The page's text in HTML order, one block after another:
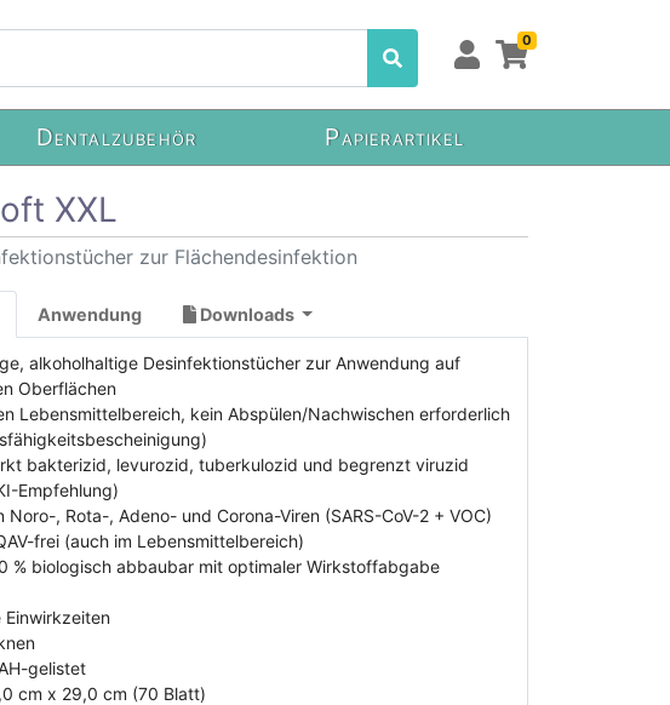
0
Dentalzubehör Papierartikel
XXL
zur Flächendesinfektion
Anwendung Downloads
alkoholhaltige Desinfektionstücher zur Anwendung auf
Oberflächen
Lebensmittelbereich, kein Abspülen/Nachwischen erforderlich
bakterizid, levurozid, tuberkulozid und begrenzt viruzid
Empfehlung)
Noro-, Rota-, Adeno- und Corona-Viren (SARS-CoV-2 + VOC)
frei (auch im Lebensmittelbereich)
% biologisch abbaubar mit optimaler Wirkstoffabgabe
gelistet
cm x 29,0 cm (70 Blatt)